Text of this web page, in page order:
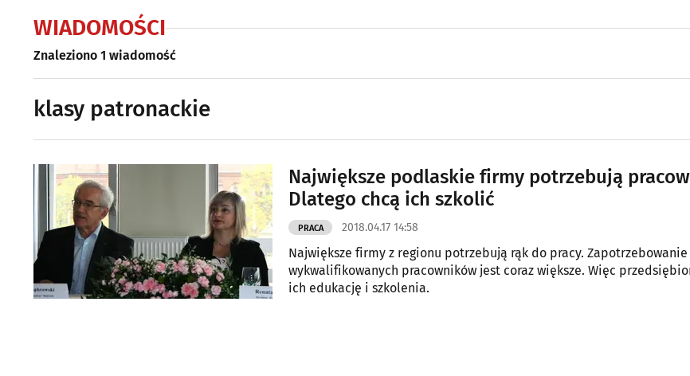
WIADOMOŚCI
Znaleziono 1 wiadomość
klasy patronackie
Największe podlaskie firmy potrzebują
Dlatego chcą ich szkolić
PRACA 2018.04.17 14:58
Największe firmy z regionu potrzebują rąk do pracy. Zapotrzebowanie
wykwalifikowanych pracowników jest coraz większe. Więc
ich edukację i szkolenia.